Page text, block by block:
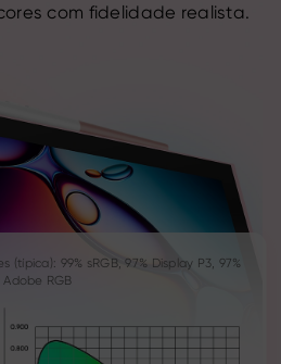
com fidelidade realista.
99% sRGB, 97% Display P3, 97%
Adobe RGB